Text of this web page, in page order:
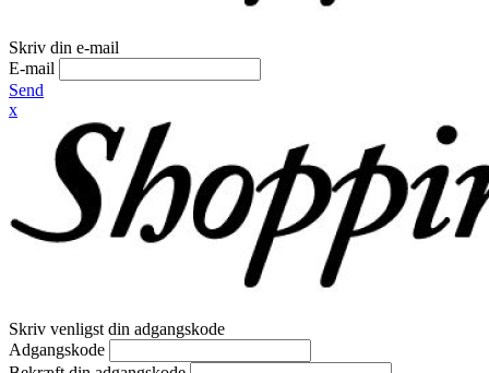
Skriv din e-mail
E-mail
Send
x
Skriv venligst din adgangskode
Adgangskode